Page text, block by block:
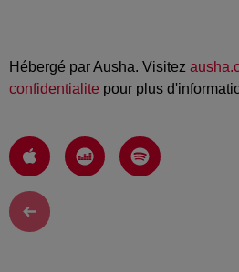
Hébergé par Ausha. Visitez
confidentialite pour plus